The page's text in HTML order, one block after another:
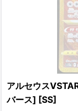
アルセウス
バース] [SS]